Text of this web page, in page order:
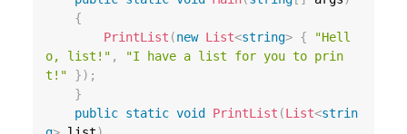
{
PrintList (new List<string> {
"Hell
o, list!" ,
"I have a list for you to prin
t!"
}) ;
}
public static void PrintList (List<strin